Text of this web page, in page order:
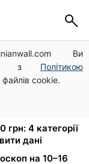
Ви
з Політикою
файлів cookie.
обмін
посвідчення
реанімації:
на
4 категорії
дані
на 10–16